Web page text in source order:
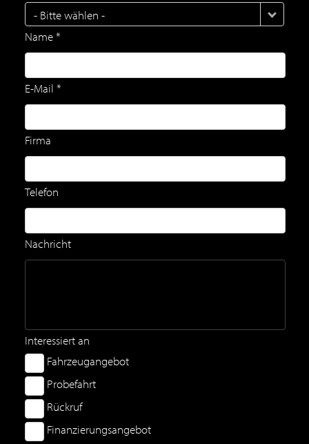
- Bitte wählen -
Name *
E-Mail *
Firma
Telefon
Nachricht
Interessiert an
Fahrzeugangebot
Probefahrt
Rückruf
Finanzierungsangebot